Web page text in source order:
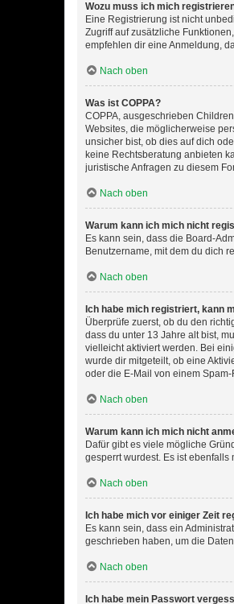
Wozu muss ich mich
Eine Registrierung ist nicht
Zugriff auf zusätzliche
empfehlen dir eine Anmeldung,
Nach oben
Was ist COPPA?
COPPA, ausgeschrieben
Websites, die möglicherweise
unsicher bist, ob dies auf dich
keine Rechtsberatung anbieten
juristische Anfragen zu diesem
Nach oben
Warum kann ich mich nicht
Es kann sein, dass die Board-
Benutzername, mit dem du dich
Nach oben
Ich habe mich registriert, kann
Überprüfe zuerst, ob du den
dass du unter 13 Jahre alt bist,
vielleicht aktiviert werden. Bei
wurde dir mitgeteilt, ob eine
oder die E-Mail von einem
Nach oben
Warum kann ich mich nicht
Dafür gibt es viele mögliche
gesperrt wurdest. Es ist
Nach oben
Ich habe mich vor einiger Zeit
Es kann sein, dass ein
geschrieben haben, um die
Nach oben
Ich habe mein Passwort